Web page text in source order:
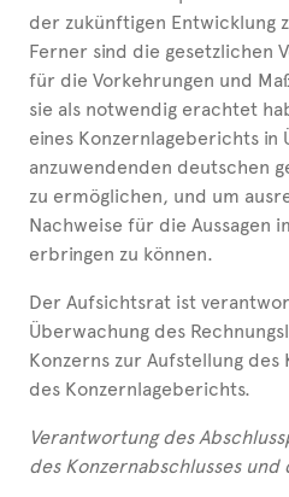
der zukünftigen Entwicklung
Ferner sind die gesetzlichen
für die Vorkehrungen und
sie als notwendig erachtet
eines Konzernlageberichts
anzuwendenden deutschen
zu ermöglichen, und um
Nachweise für die Aussagen
erbringen zu können.
Der Aufsichtsrat ist
Überwachung des
Konzerns zur Aufstellung des
des Konzernlageberichts.
Verantwortung des
des Konzernabschlusses